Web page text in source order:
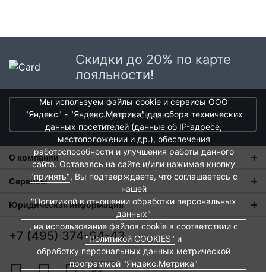
Скидки до 20% по карте
лояльности!
получить скидки
О компании
О нас
Магазины
Новости
Контакты
Сервисы
Оплата и тарифы доставки
Обмен и возврат
Евродом-бонус
Подарочные сертификаты
Юридическая информация
Пользовательское соглашение
Политика обработки персональных данных
Политика cookies
+7 (495) 374-64-43
Мы используем файлы cookie и сервисы ООО
"Яндекс" - "Яндекс.Метрика" для сбора технических
данных посетителей (данные об IP-адресе,
местоположении и др.), обеспечения
работоспособности и улучшения работы данного
сайта. Оставаясь на сайте и/или нажимая кнопку
"принять", Вы подтверждаете, что соглашаетесь с
нашей
"Политикой в отношении обработки персональных
данных"
, на использование файлов cookie в соответствии с
"Политикой COOKIES" и
обработку персональных данных метрической
программой "Яндекс.Метрика"